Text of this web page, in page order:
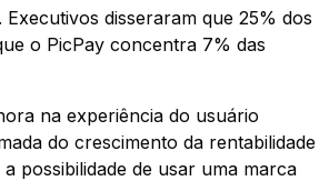
disseraram que 25% dos
o PicPay concentra 7% das
na experiência do usuário
do crescimento da rentabilidade
possibilidade de usar uma marca